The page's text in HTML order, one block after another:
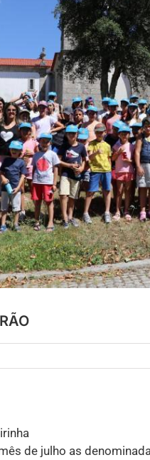
de julho as